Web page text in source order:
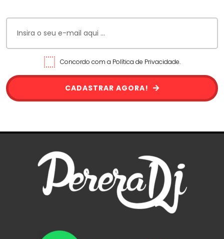
Concordo com a Política de Privacidade.
CADASTRAR AGORA!